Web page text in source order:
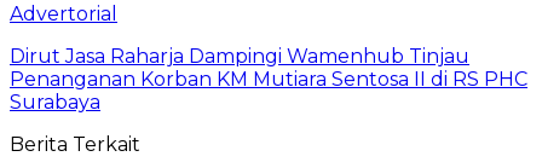
Advertorial
Dirut Jasa Raharja Dampingi Wamenhub Tinjau
Penanganan Korban KM Mutiara Sentosa II di RS PHC
Surabaya
Berita Terkait